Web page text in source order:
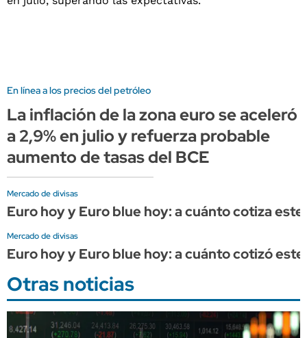
En línea a los precios del petróleo
La inflación de la zona euro se aceleró
a 2,9% en julio y refuerza probable
aumento de tasas del BCE
Mercado de divisas
Euro hoy y Euro blue hoy: a cuánto cotiza
Mercado de divisas
Euro hoy y Euro blue hoy: a cuánto cotizó
Otras noticias